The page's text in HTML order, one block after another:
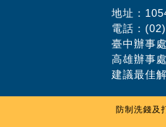
地址：
電話：
臺中辦事
高雄辦事
建議最佳
防制洗錢及